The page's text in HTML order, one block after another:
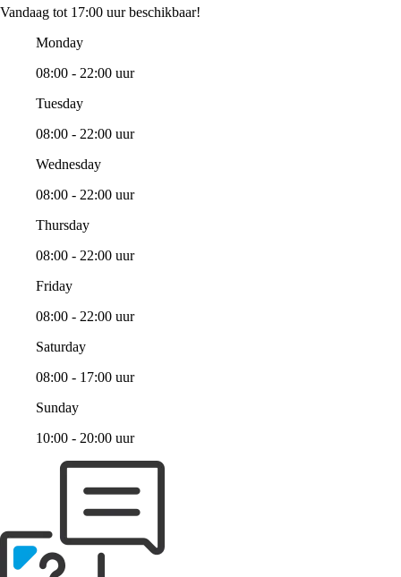
Vandaag tot 17:00 uur beschikbaar!
Monday
08:00 - 22:00 uur
Tuesday
08:00 - 22:00 uur
Wednesday
08:00 - 22:00 uur
Thursday
08:00 - 22:00 uur
Friday
08:00 - 22:00 uur
Saturday
08:00 - 17:00 uur
Sunday
10:00 - 20:00 uur